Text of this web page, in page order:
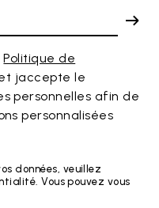
Politique de
jaccepte le
personnelles afin de
personnalisées
données, veuillez
Vous pouvez vous